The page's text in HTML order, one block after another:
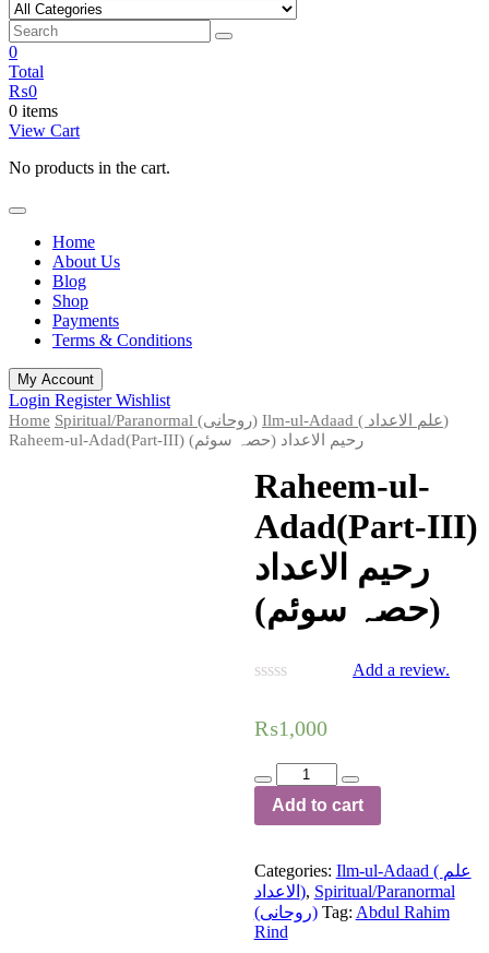
0
Total
₨0
0 items
View Cart
No products in the cart.
Home
About Us
Blog
Shop
Payments
Terms & Conditions
My Account
Login RegisterWishlist
Home Spiritual/Paranormal (روحانی)
Ilm-ul-Adaad ( علم الاعداد)
Raheem-ul-Adad(Part-III) رحیم الاعداد (حصہ سوئم)
Raheem-ul-
Adad(Part-III)
رحیم الاعداد
(حصہ سوئم)
Add a review.
₨1,000
Raheem-
ul-
Adad(Part-
III)
الاعداد
(حصہ
سوئم)
quantity
Add to cart
Categories: Ilm-ul-Adaad ( علم
الاعداد), Spiritual/Paranormal
(روحانی) Tag: Abdul Rahim
Rind